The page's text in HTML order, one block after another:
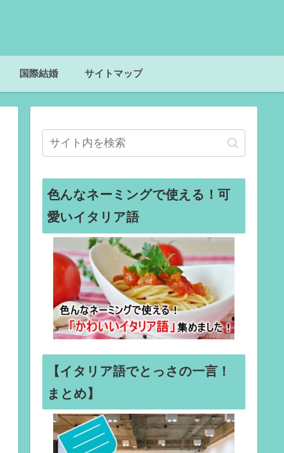
国際結婚 サイトマップ
色んなネーミングで使える！可
愛いイタリア語
【イタリア語でとっさの一言！
まとめ】